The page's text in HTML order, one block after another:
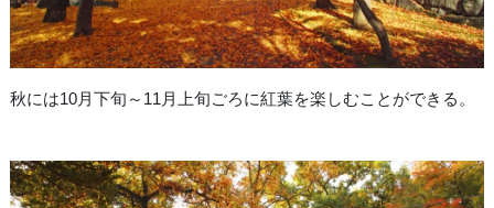
秋には10月下旬～11月上旬ごろに紅葉を楽しむことができる。